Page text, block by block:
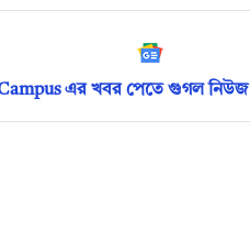
এর খবর পেতে গুগল